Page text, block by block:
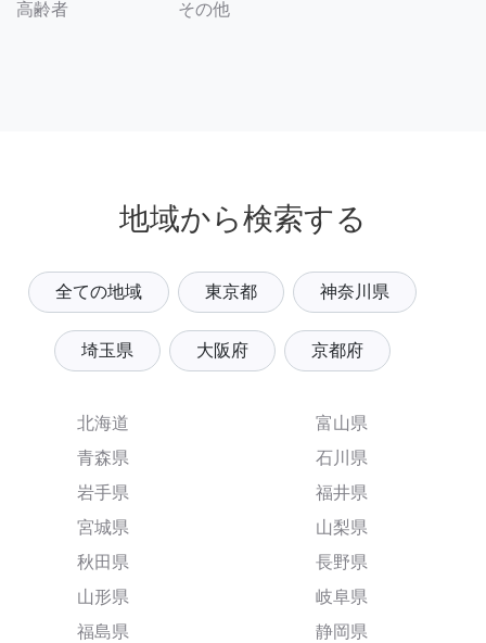
高齢者 その他
地域から検索する
全ての地域 東京都 神奈川県
埼玉県 大阪府 京都府
北海道
青森県
岩手県
宮城県
秋田県
山形県
福島県
富山県
石川県
福井県
山梨県
長野県
岐阜県
静岡県